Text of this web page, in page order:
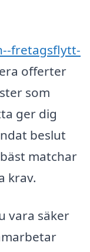
fretagsflytt-
offerter
som
ger dig
beslut
matchar
krav.
vara säker